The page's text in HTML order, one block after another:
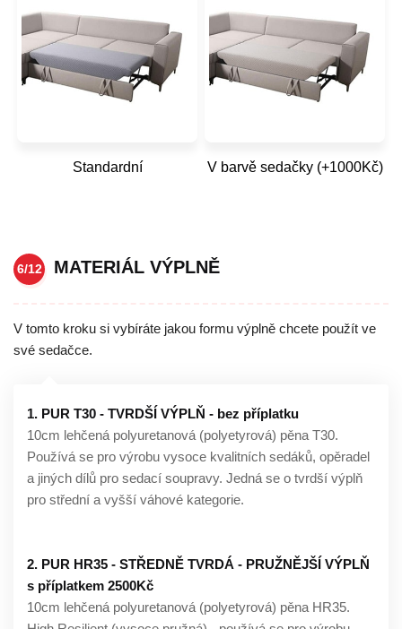
Standardní V barvě sedačky (+1000Kč)
6/12 MATERIÁL VÝPLNĚ
V tomto kroku si vybíráte jakou formu výplně chcete použít ve
své sedačce.
1. PUR T30 - TVRDŠÍ VÝPLŇ - bez příplatku
10cm lehčená polyuretanová (polyetyrová) pěna T30.
Používá se pro výrobu vysoce kvalitních sedáků, opěradel
a jiných dílů pro sedací soupravy. Jedná se o tvrdší výplň
pro střední a vyšší váhové kategorie.
2. PUR HR35 - STŘEDNĚ TVRDÁ - PRUŽNĚJŠÍ VÝPLŇ
s příplatkem 2500Kč
10cm lehčená polyuretanová (polyetyrová) pěna HR35.